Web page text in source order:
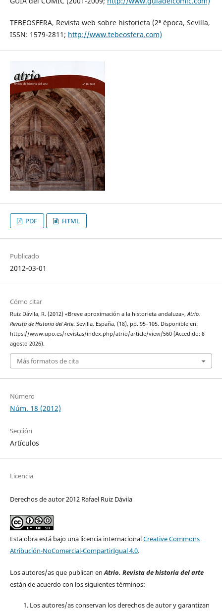
TEBEOSFERA, Revista web sobre historieta (2ª época, Sevilla,
ISSN: 1579-2811; http://www.tebeosfera.com)
PDF HTML
Publicado
2012-03-01
Cómo citar
Ruiz Dávila, R. (2012) «Breve aproximación a la historieta andaluza», Atrio.
Revista de Historia del Arte. Sevilla, España, (18), pp. 95–105. Disponible en:
https://www.upo.es/revistas/index.php/atrio/article/view/560 (Accedido: 8
agosto 2026).
Más formatos de cita
Número
Núm. 18 (2012)
Sección
Artículos
Licencia
Derechos de autor 2012 Rafael Ruiz Dávila
Esta obra está bajo una licencia internacionalCreative Commons
Atribución-NoComercial-CompartirIgual 4.0.
Los autores/as que publican enAtrio. Revista de historia del arte
están de acuerdo con los siguientes términos:
Los autores/as conservan los derechos de autor y garantizan